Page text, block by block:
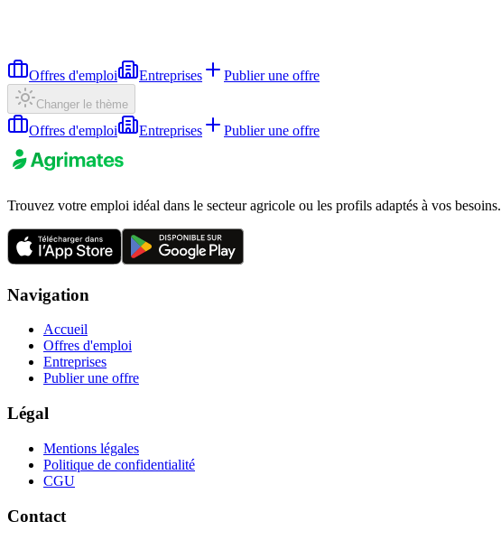
Offres d'emploi Entreprises Publier une offre
Changer le thème
Offres d'emploi Entreprises Publier une offre
Trouvez votre emploi idéal dans le secteur agricole ou les profils adaptés à vos besoins.
Navigation
Accueil
Offres d'emploi
Entreprises
Publier une offre
Légal
Mentions légales
Politique de confidentialité
CGU
Contact